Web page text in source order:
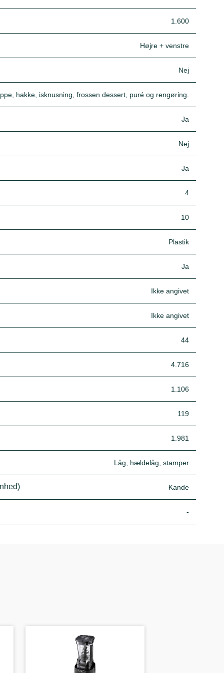
1.600
Højre + venstre
Nej
hakke, isknusning, frossen dessert, puré og rengøring.
Ja
Nej
Ja
4
10
Plastik
Ja
Ikke angivet
Ikke angivet
44
4.716
1.106
119
1.981
Låg, hældelåg, stamper
Kande
-